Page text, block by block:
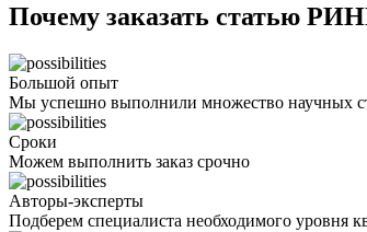
Почему заказать статью
Большой опыт
Мы успешно выполнили множество научных
Сроки
Можем выполнить заказ срочно
Авторы-эксперты
Подберем специалиста необходимого уровня